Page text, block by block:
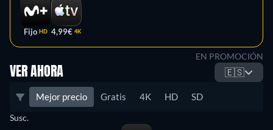
Fijo HD 4,99€ 4K
EN PROMOCIÓN
VER AHORA 🇪🇸
Mejor precio Gratis 4K HD SD
Susc.